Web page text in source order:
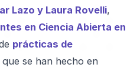
Lazo y Laura Rovelli,
en Ciencia Abierta en
prácticas de
que se han hecho en